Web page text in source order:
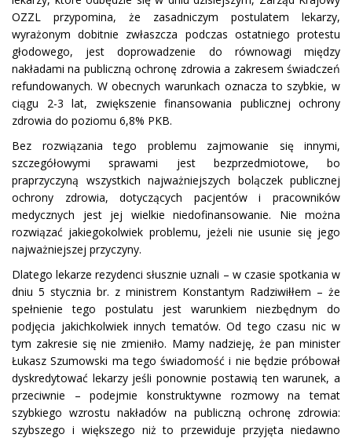
OZZL przypomina, że zasadniczym postulatem lekarzy,
wyrażonym dobitnie zwłaszcza podczas ostatniego protestu
głodowego, jest doprowadzenie do równowagi między
nakładami na publiczną ochronę zdrowia a zakresem świadczeń
refundowanych. W obecnych warunkach oznacza to szybkie, w
ciągu 2-3 lat, zwiększenie finansowania publicznej ochrony
zdrowia do poziomu 6,8% PKB.
Bez rozwiązania tego problemu zajmowanie się innymi,
szczegółowymi sprawami jest bezprzedmiotowe, bo
praprzyczyną wszystkich najważniejszych bolączek publicznej
ochrony zdrowia, dotyczących pacjentów i pracowników
medycznych jest jej wielkie niedofinansowanie. Nie można
rozwiązać jakiegokolwiek problemu, jeżeli nie usunie się jego
najważniejszej przyczyny.
Dlatego lekarze rezydenci słusznie uznali – w czasie spotkania w
dniu 5 stycznia br. z ministrem Konstantym Radziwiłłem – że
spełnienie tego postulatu jest warunkiem niezbędnym do
podjęcia jakichkolwiek innych tematów. Od tego czasu nic w
tym zakresie się nie zmieniło. Mamy nadzieję, że pan minister
Łukasz Szumowski ma tego świadomość i nie będzie próbował
dyskredytować lekarzy jeśli ponownie postawią ten warunek, a
przeciwnie – podejmie konstruktywne rozmowy na temat
szybkiego wzrostu nakładów na publiczną ochronę zdrowia:
szybszego i większego niż to przewiduje przyjęta niedawno